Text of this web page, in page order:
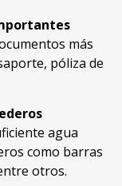
más
póliza de
agua
como barras
otros.